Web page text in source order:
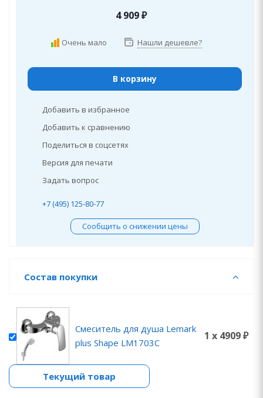
4 909₽
Очень мало Нашли дешевле?
В корзину
Добавить в избранное
Добавить к сравнению
Поделиться в соцсетях
Версия для печати
Задать вопрос
+7 (495) 125-80-77
Сообщить о снижении цены
Состав покупки
Смеситель для душа Lemark
plus Shape LM1703C
1 x 4909 ₽
Текущий товар